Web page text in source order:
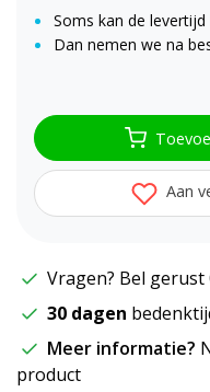
Soms kan de levertijd
Dan nemen we na
Aan
Vragen? Bel gerust
30 dagen
Meer informatie?
product